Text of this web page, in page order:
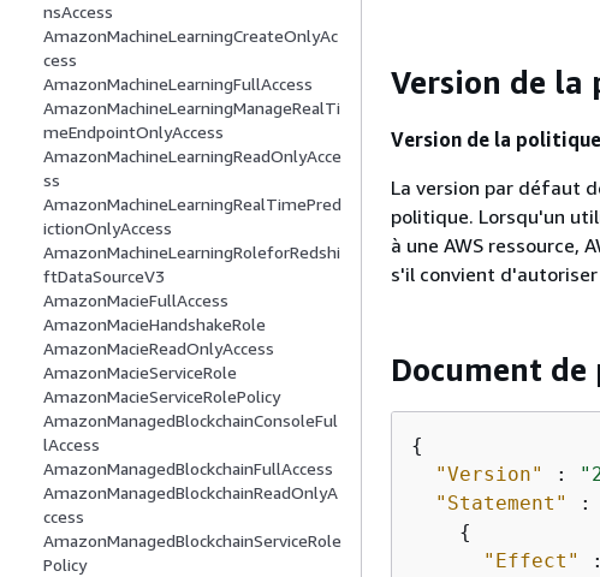
nsAccess
AmazonMachineLearningCreateOnlyAc
cess
AmazonMachineLearningFullAccess
AmazonMachineLearningManageRealTi
meEndpointOnlyAccess
AmazonMachineLearningReadOnlyAcce
ss
AmazonMachineLearningRealTimePred
ictionOnlyAccess
AmazonMachineLearningRoleforRedshi
ftDataSourceV3
AmazonMacieFullAccess
AmazonMacieHandshakeRole
AmazonMacieReadOnlyAccess
AmazonMacieServiceRole
AmazonMacieServiceRolePolicy
AmazonManagedBlockchainConsoleFul
lAccess
AmazonManagedBlockchainFullAccess
AmazonManagedBlockchainReadOnlyA
ccess
AmazonManagedBlockchainServiceRole
Policy
Version de la
Version de la
La version par défaut
politique. Lorsqu'un
à une AWS ressource,
s'il convient
Document
{
"Version"
:
"Statement"
:
{
"Effect"